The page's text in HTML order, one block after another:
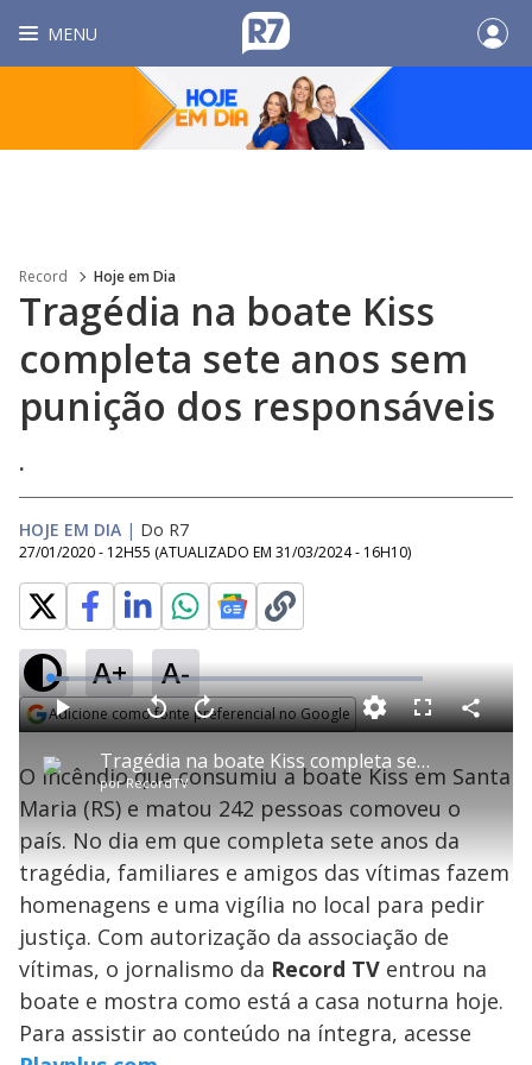
MENU
Record Hoje em Dia
Tragédia na boate Kiss
completa sete anos sem
punição dos responsáveis
.
HOJE EM DIA | Do R7
27/01/2020 - 12H55 (ATUALIZADO EM 31/03/2024 - 16H10)
A+ A-
Adicione como fonte preferencial no Google
P
l
a
y
Tragédia na boate Kiss completa sete anos sem punição dos responsáveis
porRecordTV
P V
t
a
r
0
e
g
n
d
s
A
n
ç
a
1
e
u
n
o
M
u
d
o
L
o
a
d
e
4
.
9
4
%
F
l
s
c
e
n
C
o
a
r
O incêndio que consumiu a boate Kiss em Santa
Maria (RS) e matou 242 pessoas comoveu o
país. No dia em que completa sete anos da
tragédia, familiares e amigos das vítimas fazem
homenagens e uma vigília no local para pedir
justiça. Com autorização da associação de
vítimas, o jornalismo da Record TV entrou na
boate e mostra como está a casa noturna hoje.
Para assistir ao conteúdo na íntegra, acesse